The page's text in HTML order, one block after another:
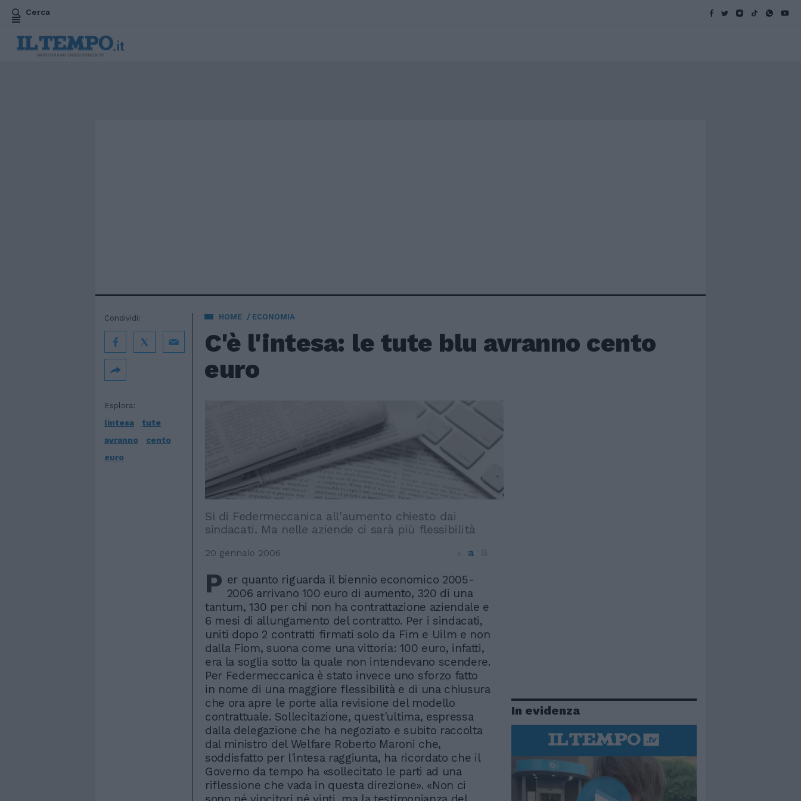
Cerca
HOME ECONOMIA
C'è l'intesa: le tute blu avranno cento
euro
Esplora:
lintesa
tute
avranno
cento
euro
Condividi:
Sì di Federmeccanica all'aumento chiesto dai
sindacati. Ma nelle aziende ci sarà più flessibilità
20 gennaio 2006 a
P er quanto riguarda il biennio economico 2005-
2006 arrivano 100 euro di aumento, 320 di una
tantum, 130 per chi non ha contrattazione aziendale e
6 mesi di allungamento del contratto. Per i sindacati,
uniti dopo 2 contratti firmati solo da Fim e Uilm e non
dalla Fiom, suona come una vittoria: 100 euro, infatti,
era la soglia sotto la quale non intendevano scendere.
Per Federmeccanica è stato invece uno sforzo fatto
in nome di una maggiore flessibilità e di una chiusura
che ora apre le porte alla revisione del modello
contrattuale. Sollecitazione, quest'ultima, espressa
dalla delegazione che ha negoziato e subito raccolta
dal ministro del Welfare Roberto Maroni che,
soddisfatto per l'intesa raggiunta, ha ricordato che il
Governo da tempo ha «sollecitato le parti ad una
riflessione che vada in questa direzione». «Non ci
In evidenza